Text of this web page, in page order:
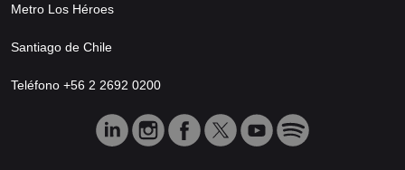
Metro Los Héroes
Santiago de Chile
Teléfono +56 2 2692 0200